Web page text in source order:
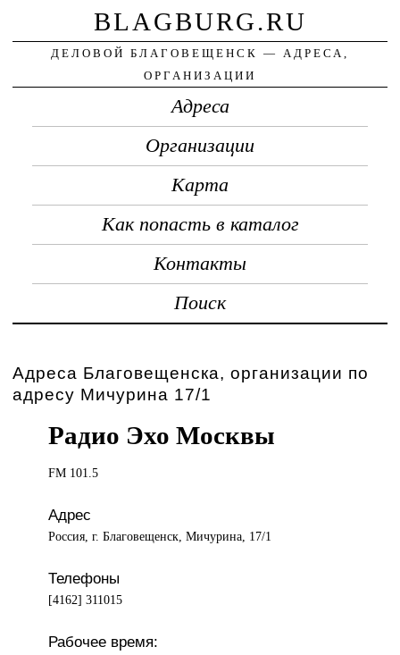
BLAGBURG.RU
ДЕЛОВОЙ БЛАГОВЕЩЕНСК — АДРЕСА,
ОРГАНИЗАЦИИ
Адреса
Организации
Карта
Как попасть в каталог
Контакты
Поиск
Адреса Благовещенска, организации по
адресу Мичурина 17/1
Радио Эхо Москвы
FM 101.5
Адрес
Россия, г. Благовещенск, Мичурина, 17/1
Телефоны
[4162] 311015
Рабочее время: